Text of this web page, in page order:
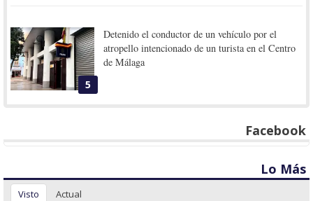
5
Detenido el conductor de un vehículo por el
atropello intencionado de un turista en el Centro
de Málaga
Facebook
Lo Más
Visto Actual